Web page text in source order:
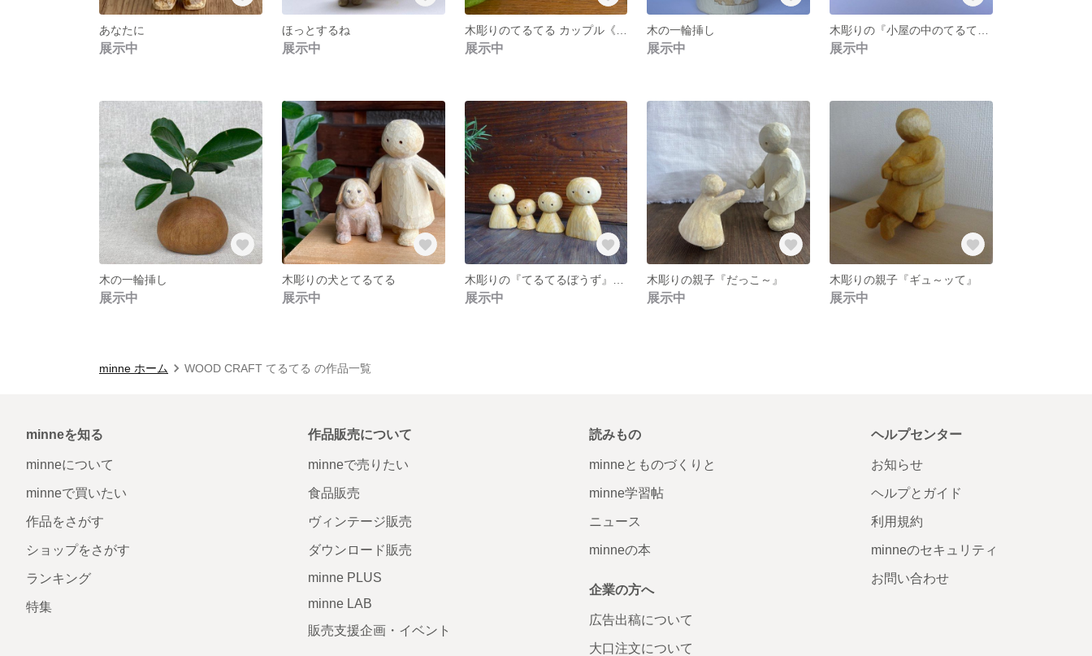
あなたに
展示中
ほっとするね
展示中 展示中
木の一輪挿し
展示中 展示中
木の一輪挿し
展示中
木彫りの犬とてるてる
展示中 展示中
木彫りの親子『だっこ～』
展示中
木彫りの親子『ギュ～ッて』
展示中
minne ホーム WOOD CRAFT てるてる の作品一覧
minneを知る
minneについて
minneで買いたい
作品をさがす
ショップをさがす
ランキング
特集
作品販売について
minneで売りたい
食品販売
ヴィンテージ販売
ダウンロード販売
minne PLUS
minne LAB
販売支援企画・イベント
読みもの
minneとものづくりと
minne学習帖
ニュース
minneの本
企業の方へ
広告出稿について
大口注文について
ヘルプセンター
お知らせ
ヘルプとガイド
利用規約
minneのセキュリティ
お問い合わせ